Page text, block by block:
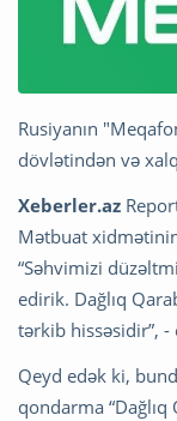
Rusiyanın
dövlətindən və
Xeberler.az
Mətbuat
“Səhvimizi
edirik. Dağlıq
tərkib hissəsidir”, -
Qeyd edək ki,
qondarma